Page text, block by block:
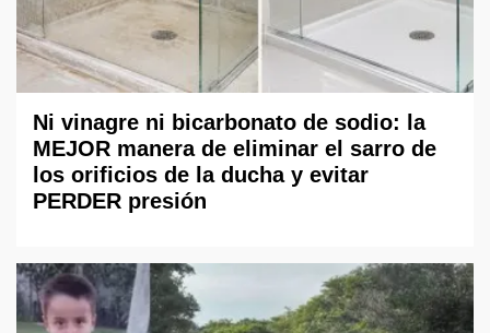
Ni vinagre ni bicarbonato de sodio: la
MEJOR manera de eliminar el sarro de
los orificios de la ducha y evitar
PERDER presión